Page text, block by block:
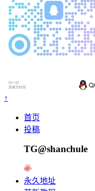
↑
首页
投稿
TG@shanchule
永久地址